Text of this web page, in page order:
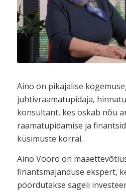
Aino on pikajalise
juhtivraamatupidaja,
konsultant, kes oskab nõu
raamatupidamise ja
küsimuste korral.
Aino Vooro on
finantsmajanduse ekspert,
pöördutakse sageli